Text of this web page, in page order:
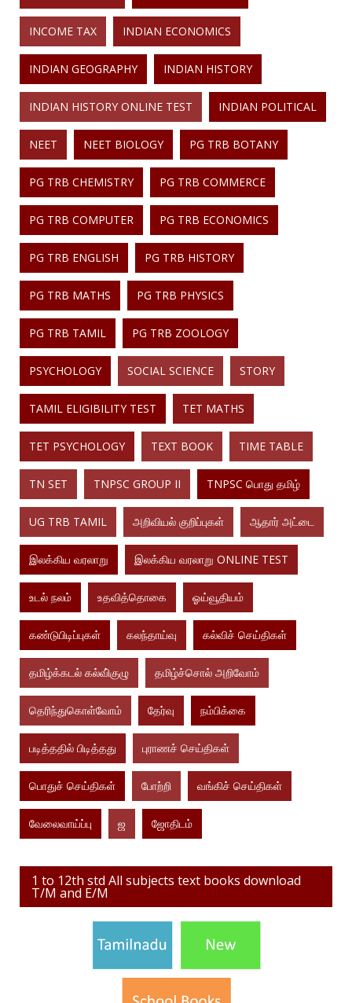
INCOME TAX INDIAN ECONOMICS
INDIAN GEOGRAPHY INDIAN HISTORY
INDIAN HISTORY ONLINE TEST INDIAN POLITICAL
NEET NEET BIOLOGY PG TRB BOTANY
PG TRB CHEMISTRY PG TRB COMMERCE
PG TRB COMPUTER PG TRB ECONOMICS
PG TRB ENGLISH PG TRB HISTORY
PG TRB MATHS PG TRB PHYSICS
PG TRB TAMIL PG TRB ZOOLOGY
PSYCHOLOGY SOCIAL SCIENCE STORY
TAMIL ELIGIBILITY TEST TET MATHS
TET PSYCHOLOGY TEXT BOOK TIME TABLE
TN SET TNPSC GROUP II TNPSC பொது தமிழ்
UG TRB TAMIL அறிவியல் குறிப்புகள் ஆதார் அட்டை
இலக்கிய வரலாறு இலக்கிய வரலாறு ONLINE TEST
உடல் நலம் உதவித்தொகை ஓய்வூதியம்
கண்டுபிடிப்புகள் கலந்தாய்வு கல்விச் செய்திகள்
தமிழ்க்கடல் கல்வி்குழு தமிழ்ச்சொல் அறிவோம்
தெரிந்துகொள்வோம் தேர்வு நம்பிக்கை
படித்ததில் பிடித்தது புராணச் செய்திகள்
பொதுச் செய்திகள் போற்றி வங்கிச் செய்திகள்
வேலைவாய்ப்பு ஜ ஜோதிடம்
1 to 12th std All subjects text books download
T/M and E/M